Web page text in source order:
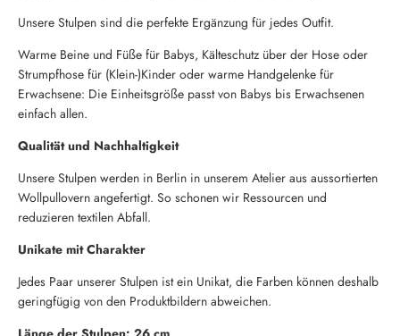
Unsere Stulpen sind die perfekte Ergänzung für jedes Outfit.
Warme Beine und Füße für Babys, Kälteschutz über der Hose oder
Strumpfhose für (Klein-)Kinder oder warme Handgelenke für
Erwachsene: Die Einheitsgröße passt von Babys bis Erwachsenen
einfach allen.
Qualität und Nachhaltigkeit
Unsere Stulpen werden in Berlin in unserem Atelier aus aussortierten
Wollpullovern angefertigt. So schonen wir Ressourcen und
reduzieren textilen Abfall.
Unikate mit Charakter
Jedes Paar unserer Stulpen ist ein Unikat, die Farben können deshalb
geringfügig von den Produktbildern abweichen.